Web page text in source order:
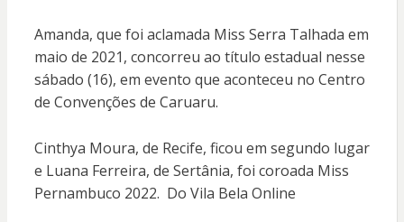
Amanda, que foi aclamada Miss Serra Talhada em
maio de 2021, concorreu ao título estadual nesse
sábado (16), em evento que aconteceu no Centro
de Convenções de Caruaru.
Cinthya Moura, de Recife, ficou em segundo lugar
e Luana Ferreira, de Sertânia, foi coroada Miss
Pernambuco 2022. Do Vila Bela Online